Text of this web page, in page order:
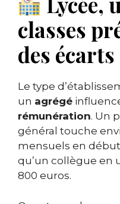
classes
des
Le type
un agrégé
rémunération. Un
général touche
mensuels en
qu’un collègue en
800 euros.